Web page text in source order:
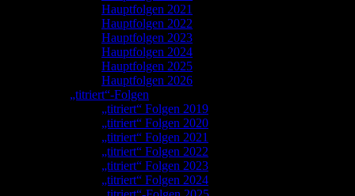
Hauptfolgen 2021
Hauptfolgen 2022
Hauptfolgen 2023
Hauptfolgen 2024
Hauptfolgen 2025
Hauptfolgen 2026
„titriert“-Folgen
„titriert“ Folgen 2019
„titriert“ Folgen 2020
„titriert“ Folgen 2021
„titriert“ Folgen 2022
„titriert“ Folgen 2023
„titriert“ Folgen 2024